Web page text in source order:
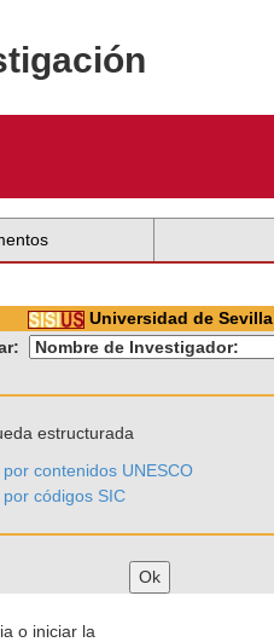
Universidad de Sevilla
estructurada
por contenidos UNESCO
por códigos SIC
o iniciar la